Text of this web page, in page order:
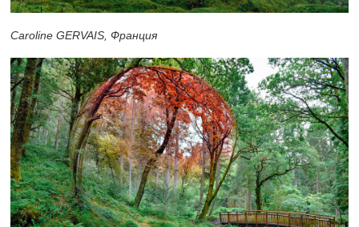
Caroline GERVAIS, Франция